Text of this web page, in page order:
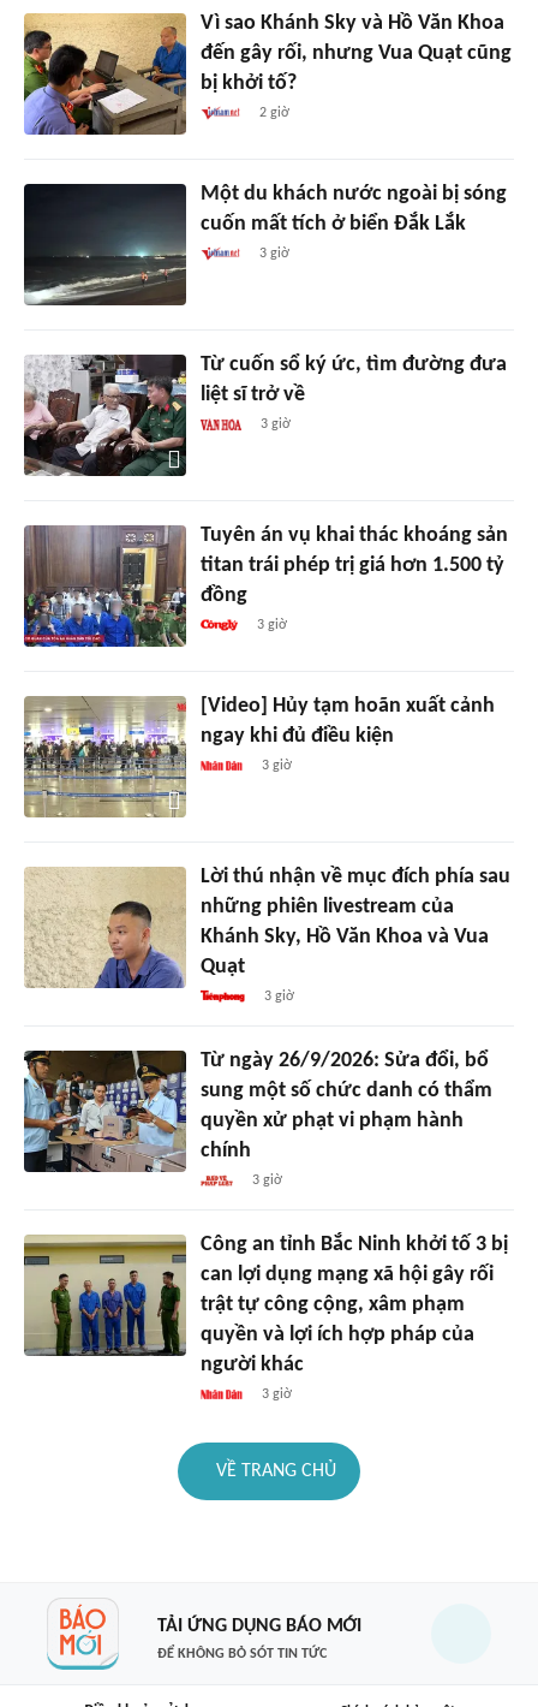
Vì sao Khánh Sky và Hồ Văn Khoa
đến gây rối, nhưng Vua Quạt cũng
bị khởi tố?
2 giờ
Một du khách nước ngoài bị sóng
cuốn mất tích ở biển Đắk Lắk
3 giờ
Từ cuốn sổ ký ức, tìm đường đưa
liệt sĩ trở về
3 giờ
Tuyên án vụ khai thác khoáng sản
titan trái phép trị giá hơn 1.500 tỷ
đồng
3 giờ
[Video] Hủy tạm hoãn xuất cảnh
ngay khi đủ điều kiện
3 giờ
Lời thú nhận về mục đích phía sau
những phiên livestream của
Khánh Sky, Hồ Văn Khoa và Vua
Quạt
3 giờ
Từ ngày 26/9/2026: Sửa đổi, bổ
sung một số chức danh có thẩm
quyền xử phạt vi phạm hành
chính
3 giờ
Công an tỉnh Bắc Ninh khởi tố 3 bị
can lợi dụng mạng xã hội gây rối
trật tự công cộng, xâm phạm
quyền và lợi ích hợp pháp của
người khác
3 giờ
VỀ TRANG CHỦ
TẢI ỨNG DỤNG BÁO MỚI
ĐỂ KHÔNG BỎ SÓT TIN TỨC